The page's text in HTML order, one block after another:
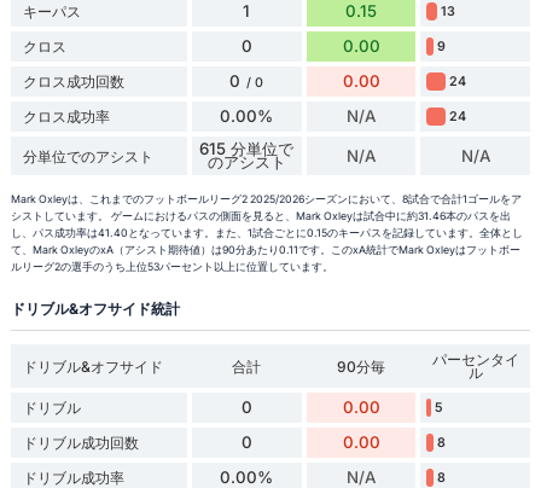
キーパス 1 0.15 13
クロス 0 0.00 9
クロス成功回数 0 / 0 0.00 24
クロス成功率 0.00% N/A 24
分単位でのアシスト 615 分単位で
のアシスト N/A N/A
Mark Oxleyは、これまでのフットボールリーグ2 2025/2026シーズンにおいて、8試合で合計1ゴールをア
シストしています。 ゲームにおけるパスの側面を見ると、Mark Oxleyは試合中に約31.46本のパスを出
し、パス成功率は41.40となっています。また、1試合ごとに0.15のキーパスを記録しています。全体とし
て、Mark OxleyのxA（アシスト期待値）は90分あたり0.11です。このxA統計でMark Oxleyはフットボー
ルリーグ2の選手のうち上位53パーセント以上に位置しています。
ドリブル&オフサイド統計
ドリブル&オフサイド 合計 90分毎 パーセンタイ
ル
ドリブル
0 0.00 5
ドリブル成功回数 0 0.00 8
ドリブル成功率 0.00% N/A 8